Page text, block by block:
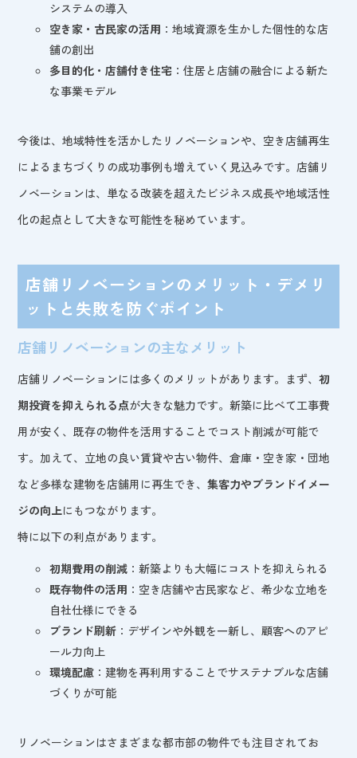
システムの導入
空き家・古民家の活用 ：地域資源を生かした個性的な店
舗の創出
多目的化・店舗付き住宅 ：住居と店舗の融合による新た
な事業モデル
今後は、地域特性を活かしたリノベーションや、空き店舗再生
によるまちづくりの成功事例も増えていく見込みです。店舗リ
ノベーションは、単なる改装を超えたビジネス成長や地域活性
化の起点として大きな可能性を秘めています。
店舗リノベーションのメリット・デメリ
ットと失敗を防ぐポイント
店舗リノベーションの主なメリット
店舗リノベーションには多くのメリットがあります。まず、初
期投資を抑えられる点が大きな魅力です。新築に比べて工事費
用が安く、既存の物件を活用することでコスト削減が可能で
す。加えて、立地の良い賃貸や古い物件、倉庫・空き家・団地
など多様な建物を店舗用に再生でき、集客力やブランドイメー
ジの向上にもつながります。
特に以下の利点があります。
初期費用の削減 ：新築よりも大幅にコストを抑えられる
既存物件の活用 ：空き店舗や古民家など、希少な立地を
自社仕様にできる
ブランド刷新 ：デザインや外観を一新し、顧客へのアピ
ール力向上
環境配慮 ：建物を再利用することでサステナブルな店舗
づくりが可能
リノベーションはさまざまな都市部の物件でも注目されてお